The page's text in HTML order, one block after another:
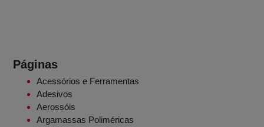
Páginas
Acessórios e Ferramentas
Adesivos
Aerossóis
Argamassas Poliméricas